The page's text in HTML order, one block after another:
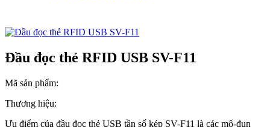
Đầu đọc thẻ RFID USB SV-F11
Mã sản phẩm:
Thương hiệu:
Ưu điểm của đầu đọc thẻ USB tần số kép SV-F11 là các mô-đun